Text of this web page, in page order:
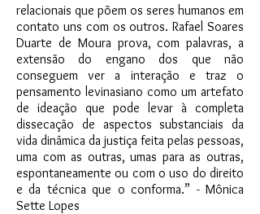
relacionais que põem os seres humanos em
contato uns com os outros. Rafael Soares
Duarte de Moura prova, com palavras, a
extensão do engano dos que não
conseguem ver a interação e traz o
pensamento levinasiano como um artefato
de ideação que pode levar à completa
dissecação de aspectos substanciais da
vida dinâmica da justiça feita pelas pessoas,
uma com as outras, umas para as outras,
espontaneamente ou com o uso do direito
e da técnica que o conforma.” - Mônica
Sette Lopes